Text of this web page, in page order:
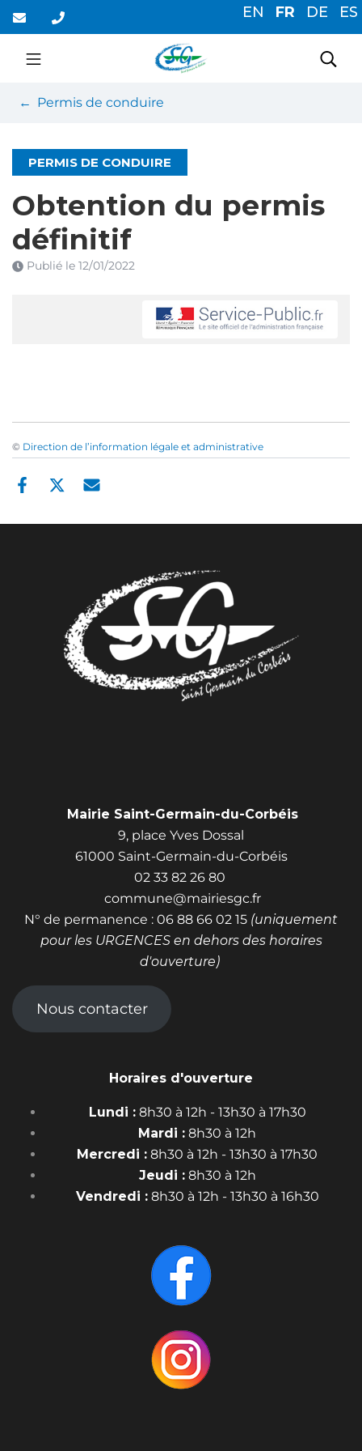
Aller
au
contenu
EN FR DE ES
Saint-Germain-du-
Permis de conduire
PERMIS DE CONDUIRE
Obtention du permis
définitif
Publié le 12/01/2022
© Direction de l’information légale et administrative
Mairie Saint-Germain-du-Corbéis
9, place Yves Dossal
61000 Saint-Germain-du-Corbéis
02 33 82 26 80
commune@mairiesgc.fr
N° de permanence : 06 88 66 02 15 (uniquement
pour les URGENCES en dehors des horaires
d'ouverture)
Nous contacter
Horaires d'ouverture
Lundi :8h30 à 12h - 13h30 à 17h30
Mardi : 8h30 à 12h
Mercredi : 8h30 à 12h - 13h30 à 17h30
Jeudi :8h30 à 12h
Vendredi :8h30 à 12h - 13h30 à 16h30